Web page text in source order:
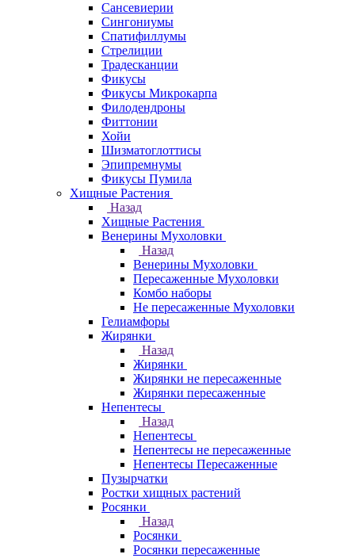
Сансевиерии
Сингониумы
Спатифиллумы
Стрелиции
Традесканции
Фикусы
Фикусы Микрокарпа
Филодендроны
Фиттонии
Хойи
Шизматоглоттисы
Эпипремнумы
Фикусы Пумила
Хищные Растения
Назад
Хищные Растения
Венерины Мухоловки
Назад
Венерины Мухоловки
Пересаженные Мухоловки
Комбо наборы
Не пересаженные Мухоловки
Гелиамфоры
Жирянки
Назад
Жирянки
Жирянки не пересаженные
Жирянки пересаженные
Непентесы
Назад
Непентесы
Непентесы не пересаженные
Непентесы Пересаженные
Пузырчатки
Ростки хищных растений
Росянки
Назад
Росянки
Росянки пересаженные